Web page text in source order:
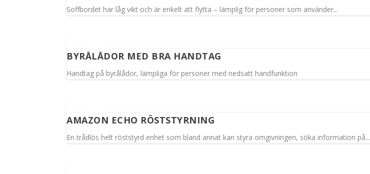
Soffbordet har låg vikt och är enkelt att flytta – lämplig för personer som använder...
BYRÅLÅDOR MED BRA HANDTAG
Handtag på byrålådor, lämpliga för personer med nedsatt handfunktion
AMAZON ECHO RÖSTSTYRNING
En trådlös helt röststyrd enhet som bland annat kan styra omgivningen, söka information på...